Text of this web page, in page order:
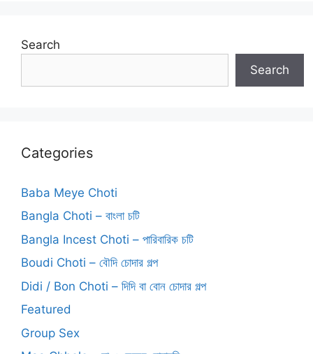
Search
Search
Categories
Baba Meye Choti
Bangla Choti – বাংলা চটি
Bangla Incest Choti – পারিবারিক চটি
Boudi Choti – বৌদি চোদার গল্প
Didi / Bon Choti – দিদি বা বোন চোদার গল্প
Featured
Group Sex